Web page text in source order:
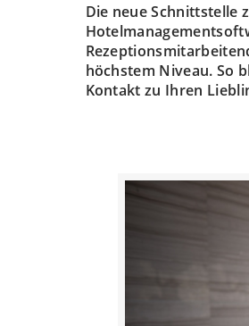
Die neue Schnittstelle
höchstem Niveau. So
Kontakt zu Ihren